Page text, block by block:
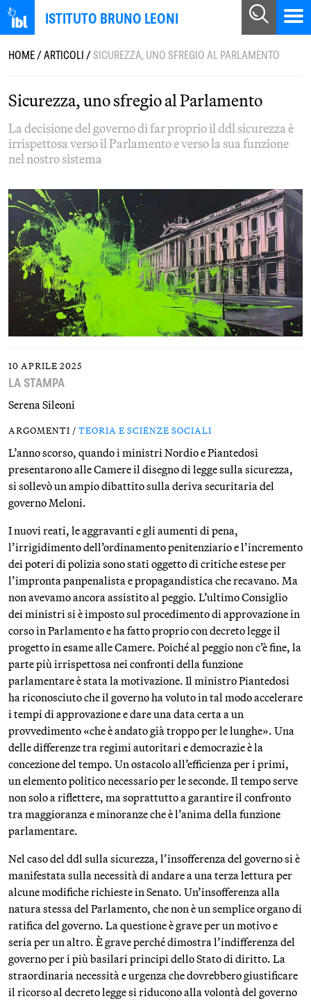
ISTITUTO BRUNO LEONI
HOME/ARTICOLI/SICUREZZA, UNO SFREGIO AL PARLAMENTO
Sicurezza, uno sfregio al Parlamento
La decisione del governo di far proprio il ddl sicurezza è
irrispettosa verso il Parlamento e verso la sua funzione
nel nostro sistema
10 APRILE 2025
LA STAMPA
Serena Sileoni
ARGOMENTI / TEORIA E SCIENZE SOCIALI
L’anno scorso, quando i ministri Nordio e Piantedosi
presentarono alle Camere il disegno di legge sulla sicurezza,
si sollevò un ampio dibattito sulla deriva securitaria del
governo Meloni.
I nuovi reati, le aggravanti e gli aumenti di pena,
l’irrigidimento dell’ordinamento penitenziario e l’incremento
dei poteri di polizia sono stati oggetto di critiche estese per
l’impronta panpenalista e propagandistica che recavano. Ma
non avevamo ancora assistito al peggio. L’ultimo Consiglio
dei ministri si è imposto sul procedimento di approvazione in
corso in Parlamento e ha fatto proprio con decreto legge il
progetto in esame alle Camere. Poiché al peggio non c’è fine, la
parte più irrispettosa nei confronti della funzione
parlamentare è stata la motivazione. Il ministro Piantedosi
ha riconosciuto che il governo ha voluto in tal modo accelerare
i tempi di approvazione e dare una data certa a un
provvedimento «che è andato già troppo per le lunghe». Una
delle differenze tra regimi autoritari e democrazie è la
concezione del tempo. Un ostacolo all’efficienza per i primi,
un elemento politico necessario per le seconde. Il tempo serve
non solo a riflettere, ma soprattutto a garantire il confronto
tra maggioranza e minoranze che è l’anima della funzione
parlamentare.
Nel caso del ddl sulla sicurezza, l’insofferenza del governo si è
manifestata sulla necessità di andare a una terza lettura per
alcune modifiche richieste in Senato. Un’insofferenza alla
natura stessa del Parlamento, che non è un semplice organo di
ratifica del governo. La questione è grave per un motivo e
seria per un altro. È grave perché dimostra l’indifferenza del
governo per i più basilari principi dello Stato di diritto. La
straordinaria necessità e urgenza che dovrebbero giustificare
il ricorso al decreto legge si riducono alla volontà del governo